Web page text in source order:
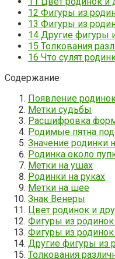
12 Фигуры из
13 Фигуры из
14 Другие фигуры
15 Толкования
16 Что сулят
Содержание
Появление
Метки судьбы
Расшифровка
Родимые пятна
Значение родинки
Родинка около
Метки на ушах
Родинки на руках
Метки на шее
Знак Венеры
Цвет родинок и
Фигуры из
Фигуры из
Другие фигуры из
Толкования